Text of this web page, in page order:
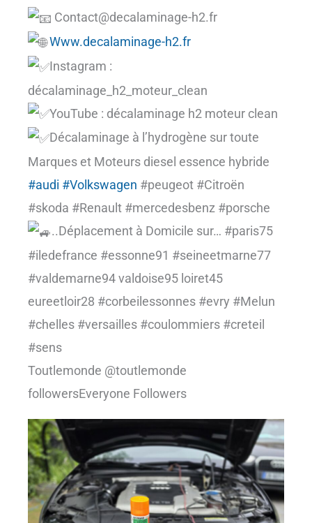
Contact@decalaminage-h2.fr
Www.decalaminage-h2.fr
Instagram :
décalaminage_h2_moteur_clean
YouTube : décalaminage h2 moteur clean
Décalaminage à l’hydrogène sur toute
Marques et Moteurs diesel essence hybride
#audi #Volkswagen #peugeot #Citroën
#skoda #Renault #mercedesbenz #porsche
..Déplacement à Domicile sur… #paris75
#iledefrance #essonne91 #seineetmarne77
#valdemarne94 valdoise95 loiret45
eureetloir28 #corbeilessonnes #evry #Melun
#chelles #versailles #coulommiers #creteil
#sens
Toutlemonde @toutlemonde
followersEveryone Followers